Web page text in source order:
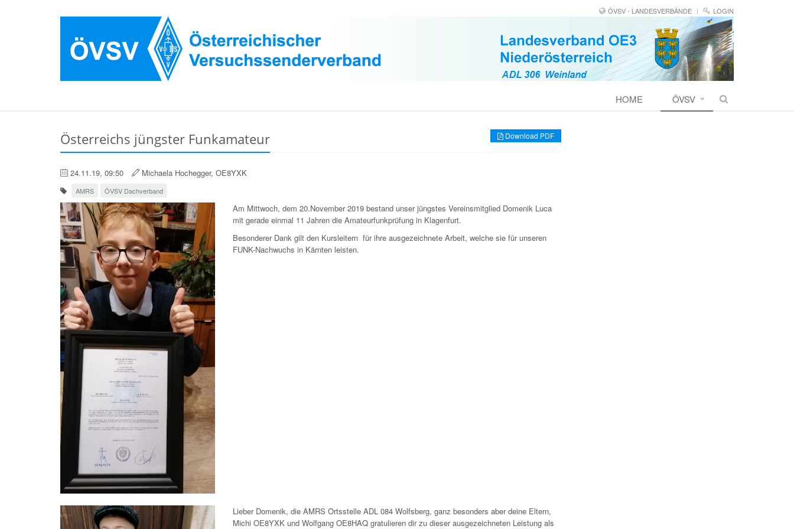
ÖVSV - LANDESVERBÄNDE LOGIN
HOME ÖVSV
Download PDF
Österreichs jüngster Funkamateur
24.11.19, 09:50 Michaela Hochegger, OE8YXK
AMRS ÖVSV Dachverband
Am Mittwoch, dem 20.November 2019 bestand unser jüngstes Vereinsmitglied Domenik Luca
mit gerade einmal 11 Jahren die Amateurfunkprüfung in Klagenfurt.
Besonderer Dank gilt den Kursleitern für ihre ausgezeichnete Arbeit, welche sie für unseren
FUNK-Nachwuchs in Kärnten leisten.
Lieber Domenik, die AMRS Ortsstelle ADL 084 Wolfsberg, ganz besonders aber deine Eltern,
Michi OE8YXK und Wolfgang OE8HAQ gratulieren dir zu dieser ausgezeichneten Leistung als